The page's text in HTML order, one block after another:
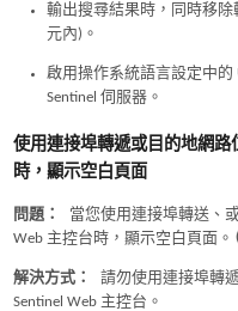
輸出搜尋結果時，同時移除
元內)。
啟用操作系統語言設定中的
Sentinel 伺服器。
使用連接埠轉遞或目的地網路
時，顯示空白頁面
問題：
當您使用連接埠轉送、
Web 主控台時，顯示空白頁面。
解決方式：
請勿使用連接埠轉
Sentinel Web 主控台。